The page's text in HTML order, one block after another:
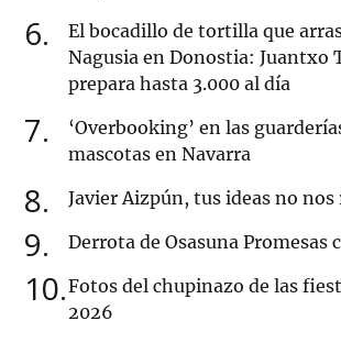
6
El bocadillo de tortilla que
Nagusia en Donostia: Juantxo
prepara hasta 3.000 al día
7
‘Overbooking’ en las
mascotas en Navarra
8 Javier Aizpún, tus ideas no
9 Derrota de Osasuna Promesas
10 Fotos del chupinazo de las
2026